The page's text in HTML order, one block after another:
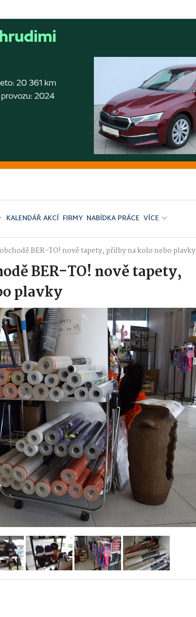
KALENDÁŘ AKCÍ FIRMY NABÍDKA PRÁCE VÍCE
BER-TO! nově tapety, přilby na kolo nebo plavky
BER-TO! nově tapety,
plavky